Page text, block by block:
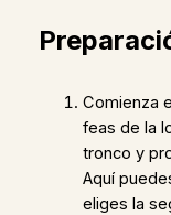
Comienza
feas de la
tronco y
Aquí
eliges la